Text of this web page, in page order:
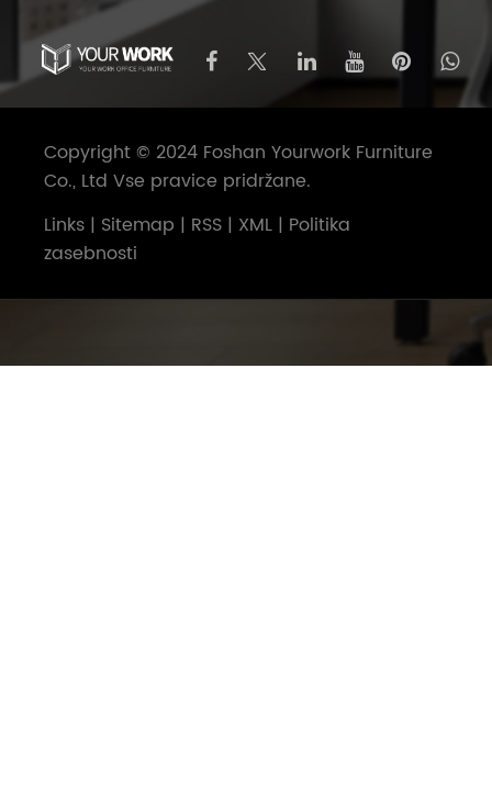
Copyright © 2024 Foshan Yourwork Furniture
Co., Ltd Vse pravice pridržane.
Links | Sitemap | RSS | XML | Politika
zasebnosti